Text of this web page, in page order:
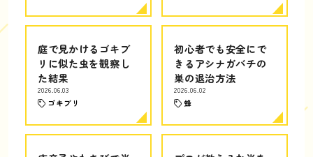
庭で見かけるゴキブ
リに似た虫を観察し
た結果
2026.06.03
ゴキブリ
初心者でも安全にで
きるアシナガバチの
巣の退治方法
2026.06.02
蜂